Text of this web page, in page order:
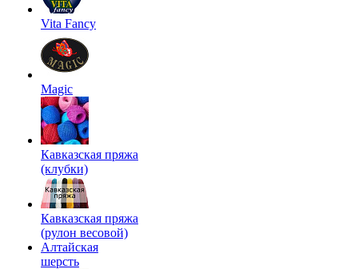
Vita Fancy
Magic
Кавказская пряжа
(клубки)
Кавказская пряжа
(рулон весовой)
Алтайская
шерсть